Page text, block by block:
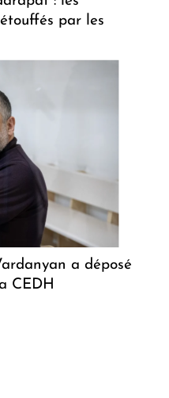
par les
a déposé
CEDH